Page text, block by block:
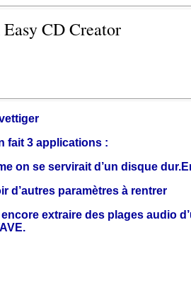
CD Creator
fait 3 applications :
on se servirait d’un disque
d’autres paramètres à rentrer
extraire des plages audio